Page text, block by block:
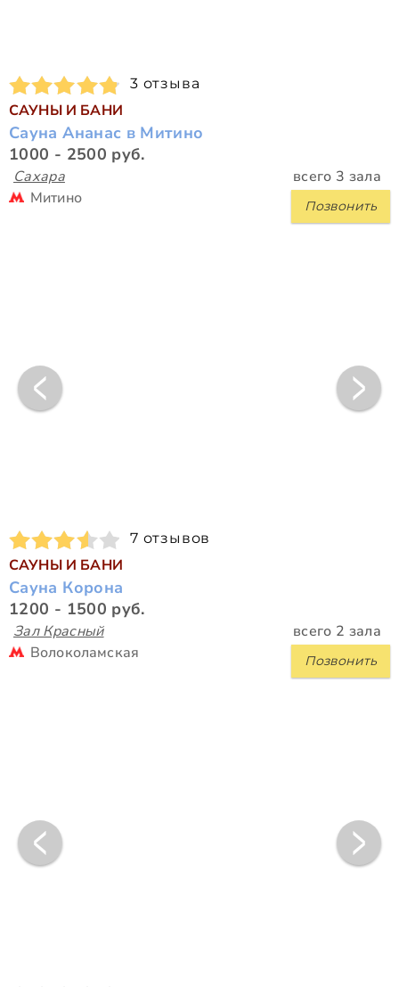
3 отзыва
САУНЫ И БАНИ
Сауна Ананас в Митино
1000 - 2500 руб.
Сахара всего 3 зала
Позвонить
Митино
7 отзывов
САУНЫ И БАНИ
Сауна Корона
1200 - 1500 руб.
Зал Красный всего 2 зала
Позвонить
Волоколамская